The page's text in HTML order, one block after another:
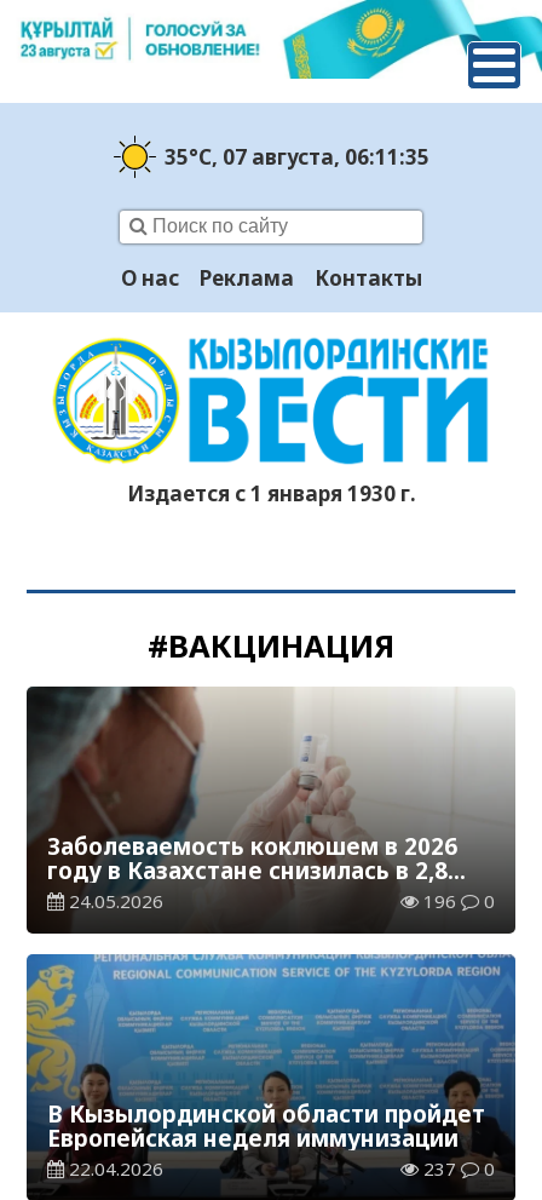
35°C, 07 августа, 06:11:36
О нас Реклама Контакты
Издается с 1 января 1930 г.
#ВАКЦИНАЦИЯ
Заболеваемость коклюшем в 2026
году в Казахстане снизилась в 2,8
раза
24.05.2026 196 0
В Кызылординской области пройдет
Европейская неделя иммунизации
22.04.2026 237 0